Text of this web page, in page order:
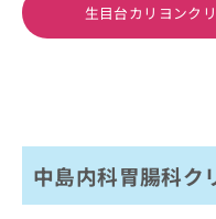
生目台カリヨンク
中島内科胃腸科ク